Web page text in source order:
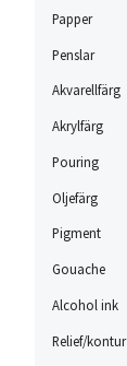
Papper
Penslar
Akvarellfärg
Akrylfärg
Pouring
Oljefärg
Pigment
Gouache
Alcohol ink
Relief/kontur